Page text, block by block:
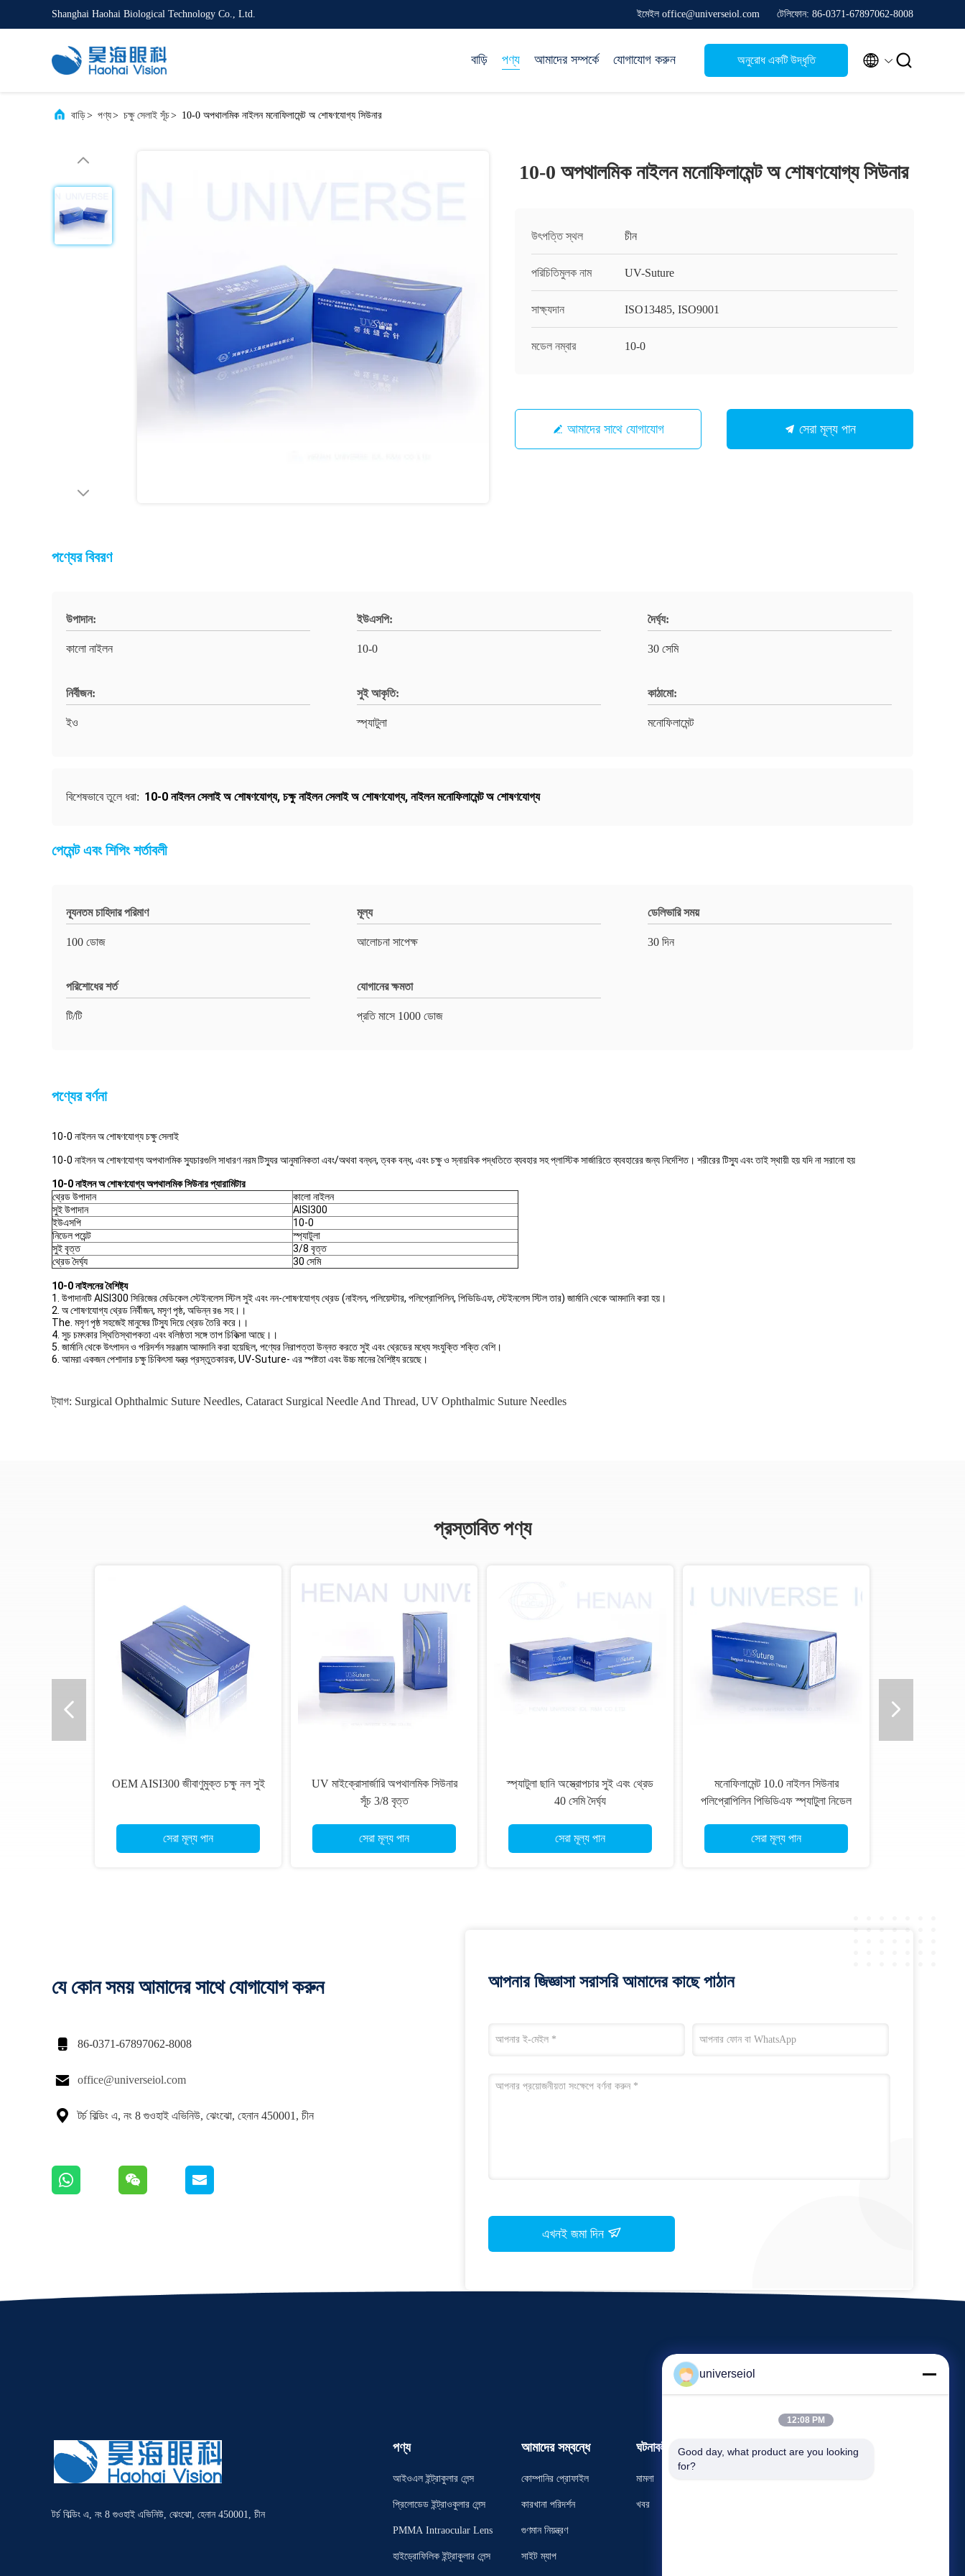
Shanghai Haohai Biological Technology Co., Ltd. ইমেইল office@universeiol.com টেলিফোন: 86-0371-67897062-8008
বাড়ি পণ্য আমাদের সম্পর্কে যোগাযোগ করুন অনুরোধ একটি উদ্ধৃতি  
বাড়ি> পণ্য> চক্ষু সেলাই সূঁচ> 10-0 অপথালমিক নাইলন মনোফিলামেন্ট অ শোষণযোগ্য সিউনার
10-0 অপথালমিক নাইলন মনোফিলামেন্ট অ শোষণযোগ্য সিউনার
উৎপত্তি স্থল চীন
পরিচিতিমুলক নাম UV-Suture
সাক্ষ্যদান ISO13485, ISO9001
মডেল নম্বার 10-0
আমাদের সাথে যোগাযোগ সেরা মূল্য পান
পণ্যের বিবরণ
উপাদান:
কালো নাইলন
ইউএসপি:
10-0
দৈর্ঘ্য:
30 সেমি
নির্বীজন:
ইও
সুই আকৃতি:
স্প্যাটুলা
কাঠামো:
মনোফিলামেন্ট
বিশেষভাবে তুলে ধরা: 10-0 নাইলন সেলাই অ শোষণযোগ্য, চক্ষু নাইলন সেলাই অ শোষণযোগ্য, নাইলন মনোফিলামেন্ট অ শোষণযোগ্য
পেমেন্ট এবং শিপিং শর্তাবলী
ন্যূনতম চাহিদার পরিমাণ
100 ডোজ
মূল্য
আলোচনা সাপেক্ষ
ডেলিভারি সময়
30 দিন
পরিশোধের শর্ত
টি/টি
যোগানের ক্ষমতা
প্রতি মাসে 1000 ডোজ
পণ্যের বর্ণনা
10-0 নাইলন অ শোষণযোগ্য চক্ষু সেলাই
10-0 নাইলন অ শোষণযোগ্য অপথালমিক স্যুচারগুলি সাধারণ নরম টিস্যুর আনুমানিকতা এবং/অথবা বন্ধন, ত্বক বন্ধ, এবং চক্ষু ও স্নায়বিক পদ্ধতিতে ব্যবহার সহ প্লাস্টিক সার্জারিতে ব্যবহারের জন্য নির্দেশিত। শরীরের টিস্যু এবং তাই স্থায়ী হয় যদি না সরানো হয়
10-0 নাইলন অ শোষণযোগ্য অপথালমিক সিউনার প্যারামিটার
থ্রেড উপাদান
কালো নাইলন
সুই উপাদান
AISI300
ইউএসপি
10-0
নিডেল পয়েন্ট
স্প্যাটুলা
সুই বৃত্ত
3/8 বৃত্ত
থ্রেড দৈর্ঘ্য
30 সেমি
10-0 নাইলনের বৈশিষ্ট্য
1. উপাদানটি AISI300 সিরিজের মেডিকেল স্টেইনলেস স্টিল সুই এবং নন-শোষণযোগ্য থ্রেড (নাইলন, পলিয়েস্টার, পলিপ্রোপিলিন, পিভিডিএফ, স্টেইনলেস স্টিল তার) জার্মানি থেকে আমদানি করা হয়।
2. অ শোষণযোগ্য থ্রেড নির্বীজন, মসৃণ পৃষ্ঠ, অভিন্ন রঙ সহ।।
The. মসৃণ পৃষ্ঠ সহজেই মানুষের টিস্যু দিয়ে থ্রেড তৈরি করে।।
4. সুচ চমৎকার স্থিতিস্থাপকতা এবং বলিষ্ঠতা সঙ্গে তাপ চিকিত্সা আছে।।
5. জার্মানি থেকে উৎপাদন ও পরিদর্শন সরঞ্জাম আমদানি করা হয়েছিল, পণ্যের নিরাপত্তা উন্নত করতে সুই এবং থ্রেডের মধ্যে সংযুক্তি শক্তি বেশি।
6. আমরা একজন পেশাদার চক্ষু চিকিৎসা যন্ত্র প্রস্তুতকারক, UV-Suture- এর স্পষ্টতা এবং উচ্চ মানের বৈশিষ্ট্য রয়েছে।
ট্যাগ: Surgical Ophthalmic Suture Needles, Cataract Surgical Needle And Thread, UV Ophthalmic Suture Needles
প্রস্তাবিত পণ্য
OEM AISI300 জীবাণুমুক্ত চক্ষু নল সুই
সেরা মূল্য পান
UV মাইক্রোসার্জারি অপথালমিক সিউনার
সূঁচ 3/8 বৃত্ত
সেরা মূল্য পান
স্প্যাটুলা ছানি অস্ত্রোপচার সুই এবং থ্রেড
40 সেমি দৈর্ঘ্য
সেরা মূল্য পান
মনোফিলামেন্ট 10.0 নাইলন সিউনার
পলিপ্রোপিলিন পিভিডিএফ স্প্যাটুলা নিডেল
সেরা মূল্য পান
যে কোন সময় আমাদের সাথে যোগাযোগ করুন
 86-0371-67897062-8008
 office@universeiol.com
 টর্চ বিল্ডিং এ, নং 8 গুওহাই এভিনিউ, ঝেংঝো, হেনান 450001, চীন
আপনার জিজ্ঞাসা সরাসরি আমাদের কাছে পাঠান
এখনই জমা দিন
টর্চ বিল্ডিং এ, নং 8 গুওহাই এভিনিউ, ঝেংঝো, হেনান 450001, চীন
পণ্য
আইওএল ইন্ট্রাকুলার লেন্স
প্রিলোডেড ইন্ট্রাওকুলার লেন্স
PMMA Intraocular Lens
হাইড্রোফিলিক ইন্ট্রাকুলার লেন্স
আমাদের সম্বন্ধে
কোম্পানির প্রোফাইল
কারখানা পরিদর্শন
গুণমান নিয়ন্ত্রণ
সাইট ম্যাপ
ঘটনাবলী
মামলা
খবর
অনুরোধ একটি উদ্ধৃতি
universeiol
12:08 PM
Good day, what product are you looking
for?